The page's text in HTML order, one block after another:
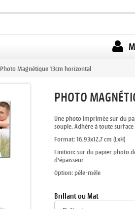
Photo Magnétique 13cm horizontal
PHOTO
Une photo imprimée sur du
souple. Adhère à toute
Format: 16,93x12,7 cm (LxH)
Finition: sur du papier photo
d'épaisseur
Option: pêle-mêle
Brillant ou Mat